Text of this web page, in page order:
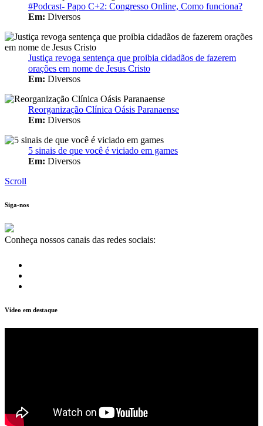
#Podcast- Papo C+2: Congresso Online, Como funciona?
Em: Diversos
Justiça revoga sentença que proibia cidadãos de fazerem
orações em nome de Jesus Cristo
Em: Diversos
Reorganização Clínica Oásis Paranaense
Em: Diversos
5 sinais de que você é viciado em games
Em: Diversos
Scroll
Siga-nos
Conheça nossos canais das redes sociais:
Vídeo em destaque